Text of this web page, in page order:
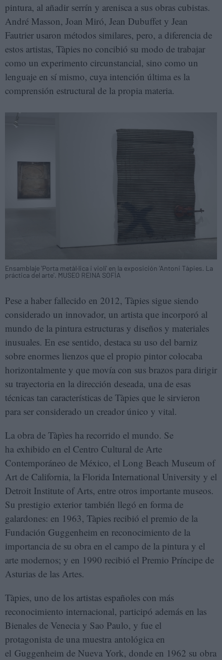
pintura, al añadir serrín y arenisca a sus obras cubistas.
André Masson, Joan Miró, Jean Dubuffet y Jean
Fautrier usaron métodos similares, pero, a diferencia de
estos artistas, Tàpies no concibió su modo de trabajar
como un experimento circunstancial, sino como un
lenguaje en sí mismo, cuya intención última es la
comprensión estructural de la propia materia.
Ensamblaje 'Porta metàl·lica i violí' en la exposición 'Antoni Tàpies. La
práctica del arte'. MUSEO REINA SOFÍA
Pese a haber fallecido en 2012, Tàpies sigue siendo
considerado un innovador, un artista que incorporó al
mundo de la pintura estructuras y diseños y materiales
inusuales. En ese sentido, destaca su uso del barniz
sobre enormes lienzos que el propio pintor colocaba
horizontalmente y que movía con sus brazos para dirigir
su trayectoria en la dirección deseada, una de esas
técnicas tan características de Tàpies que le sirvieron
para ser considerado un creador único y vital.
La obra de Tàpìes ha recorrido el mundo. Se
ha exhibido en el Centro Cultural de Arte
Contemporáneo de México, el Long Beach Museum of
Art de California, la Florida International University y el
Detroit Institute of Arts, entre otros importante museos.
Su prestigio exterior también llegó en forma de
galardones: en 1963, Tàpies recibió el premio de la
Fundación Guggenheim en reconocimiento de la
importancia de su obra en el campo de la pintura y el
arte modernos; y en 1990 recibió el Premio Príncipe de
Asturias de las Artes.
Tàpies, uno de los artistas españoles con más
reconocimiento internacional, participó además en las
Bienales de Venecia y Sao Paulo, y fue el
protagonista de una muestra antológica en
el Guggenheim de Nueva York, donde en 1962 su obra